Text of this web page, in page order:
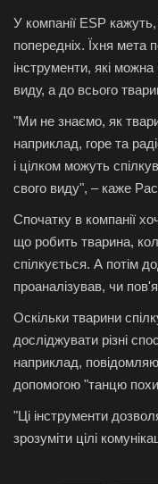
У компанії ESP кажуть,
попередніх. Їхня мета
інструменти, які
виду, а до всього
"Ми не знаємо, як
наприклад, горе та
і цілком можуть
свого виду", – каже
Спочатку в компанії
що робить тварина,
спілкується. А потім
проаналізував, чи
Оскільки тварини
досліджувати різні
наприклад,
допомогою "танцю
"Ці інструменти
зрозуміти цілі